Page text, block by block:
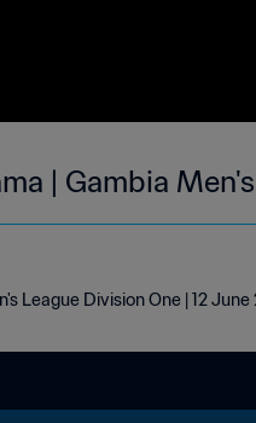
| Gambia
League Division One | 12